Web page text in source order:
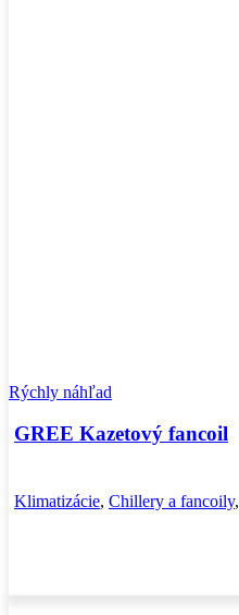
Rýchly náhľad
GREE Kazetový fancoil
Klimatizácie, Chillery a fancoily,